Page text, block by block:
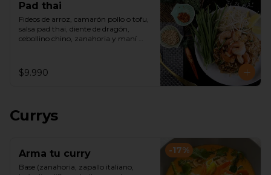
Pad thai
Fideos de arroz, camarón pollo o tofu,
salsa pad thai, diente de dragón,
cebollino chino, zanahoria y maní
$9.990
Currys
-17%
Arma tu curry
Base (zanahoria, zapallo italiano,